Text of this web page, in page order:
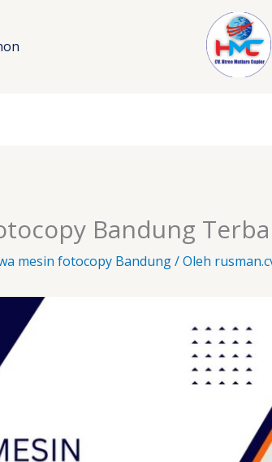
Bandung
mesin fotocopy Bandung/ Oleh